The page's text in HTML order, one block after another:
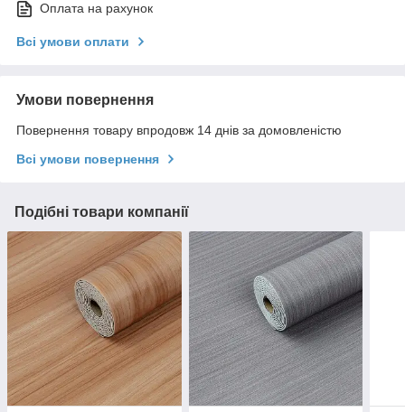
Оплата на рахунок
Всі умови оплати
Умови повернення
Повернення товару впродовж 14 днів за домовленістю
Всі умови повернення
Подібні товари компанії